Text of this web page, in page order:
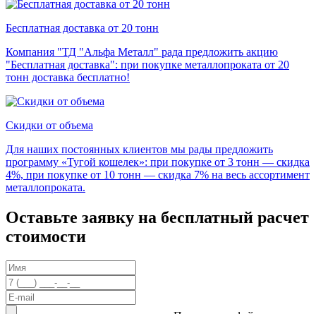
Бесплатная доставка от 20 тонн
Компания "ТД "Альфа Металл" рада предложить акцию
"Бесплатная доставка": при покупке металлопроката от 20
тонн доставка бесплатно!
Скидки от объема
Для наших постоянных клиентов мы рады предложить
программу «Тугой кошелек»: при покупке от 3 тонн — скидка
4%, при покупке от 10 тонн — скидка 7% на весь ассортимент
металлопроката.
Оставьте заявку на бесплатный расчет
стоимости